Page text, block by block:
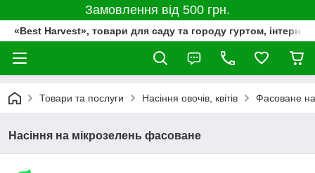
Замовлення від 500 грн.
«Best Harvest», товари для саду та городу гуртом,
Товари та послуги Насіння овочів, квітів Фасоване
Насіння на мікрозелень фасоване